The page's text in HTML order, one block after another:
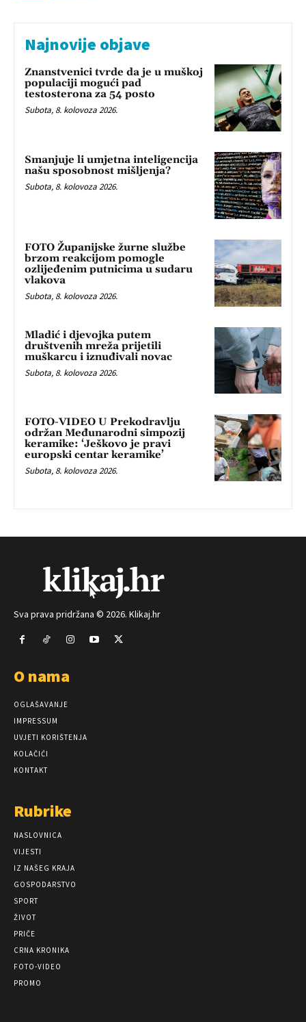
Najnovije objave
Znanstvenici tvrde da je u muškoj
populaciji mogući pad
testosterona za 54 posto
Subota, 8. kolovoza 2026.
Smanjuje li umjetna inteligencija
našu sposobnost mišljenja?
Subota, 8. kolovoza 2026.
FOTO Županijske žurne službe
brzom reakcijom pomogle
ozlijeđenim putnicima u sudaru
vlakova
Subota, 8. kolovoza 2026.
Mladić i djevojka putem
društvenih mreža prijetili
muškarcu i iznuđivali novac
Subota, 8. kolovoza 2026.
FOTO-VIDEO U Prekodravlju
održan Međunarodni simpozij
keramike: ‘Ješkovo je pravi
europski centar keramike’
Subota, 8. kolovoza 2026.
Sva prava pridržana © 2026. Klikaj.hr
O nama
OGLAŠAVANJE
IMPRESSUM
UVJETI KORIŠTENJA
KOLAČIĆI
KONTAKT
Rubrike
NASLOVNICA
VIJESTI
IZ NAŠEG KRAJA
GOSPODARSTVO
SPORT
ŽIVOT
PRIČE
CRNA KRONIKA
FOTO-VIDEO
PROMO